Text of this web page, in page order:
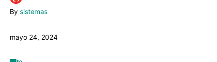
By sistemas
mayo 24, 2024